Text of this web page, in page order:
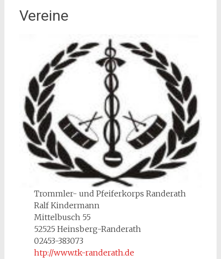
Vereine
Trommler- und Pfeiferkorps Randerath
Ralf Kindermann
Mittelbusch 55
52525 Heinsberg-Randerath
02453-383073
htp://www.tk-randerath.de